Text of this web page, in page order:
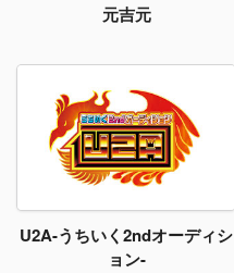
元吉元
U2A-うちいく2ndオーディシ
ョン-